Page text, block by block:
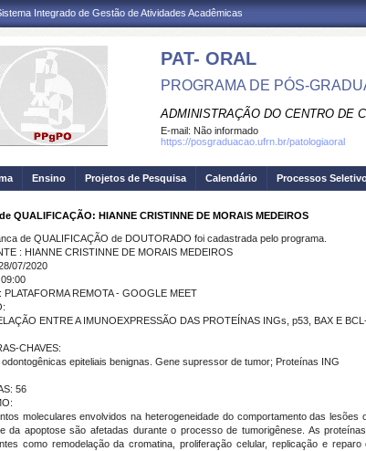
Integrado de Gestão de Atividades Acadêmicas
PAT- ORAL
PROGRAMA DE PÓS-
ADMINISTRAÇÃO DO CENTRO DE
E-mail: Não informado
https://posgraduacao.ufrn.br/patologiaoral
Ensino Projetos de Pesquisa Calendário Processos
QUALIFICAÇÃO: HIANNE CRISTINNE DE MORAIS MEDEIROS
de QUALIFICAÇÃO de DOUTORADO foi cadastrada pelo programa.
: HIANNE CRISTINNE DE MORAIS MEDEIROS
07/2020
PLATAFORMA REMOTA - GOOGLE MEET
ENTRE A IMUNOEXPRESSÃO DAS PROTEÍNAS INGs, p53, BAX E
CHAVES:
epiteliais benignas. Gene supressor de tumor; Proteínas ING
56
moleculares envolvidos na heterogeneidade do comportamento das
da apoptose são afetadas durante o processo de tumorigênese. As
como remodelação da cromatina, proliferação celular, replicação e